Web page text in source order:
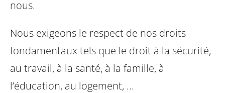
nous.
Nous exigeons le respect de nos droits
fondamentaux tels que le droit à la sécurité,
au travail, à la santé, à la famille, à
l’éducation, au logement, ...